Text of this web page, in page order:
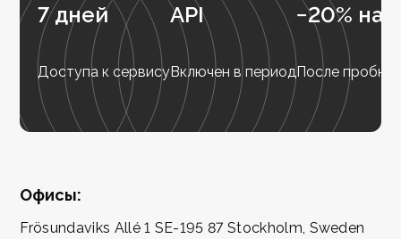
7 дней
Доступа к сервису
API
Включен в период
−20% на
После
Офисы:
Frösundaviks Allé 1 SE-195 87 Stockholm, Sweden